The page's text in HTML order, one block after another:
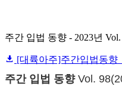
주간 입법 동향 - 2023년 Vol.
[대륙아주]주간입법동향
주간 입법 동향Vol.